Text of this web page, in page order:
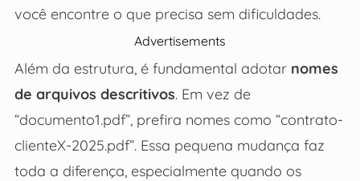
você encontre o que precisa sem dificuldades.
Advertisements
Além da estrutura, é fundamental adotar nomes
de arquivos descritivos. Em vez de
“documento1.pdf”, prefira nomes como “contrato-
clienteX-2025.pdf”. Essa pequena mudança faz
toda a diferença, especialmente quando os